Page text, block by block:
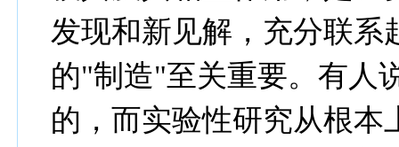
发现和新见解，充分联系
的"制造"至关重要。有人
的，而实验性研究从根本